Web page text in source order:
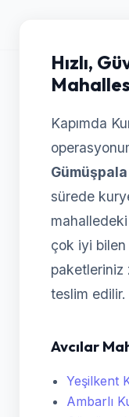
Hızlı,
Kapımda
Gümüşpala
sürede
çok iyi
paketleriniz
teslim edilir.
Avcılar
Yeşilkent
Ambarlı